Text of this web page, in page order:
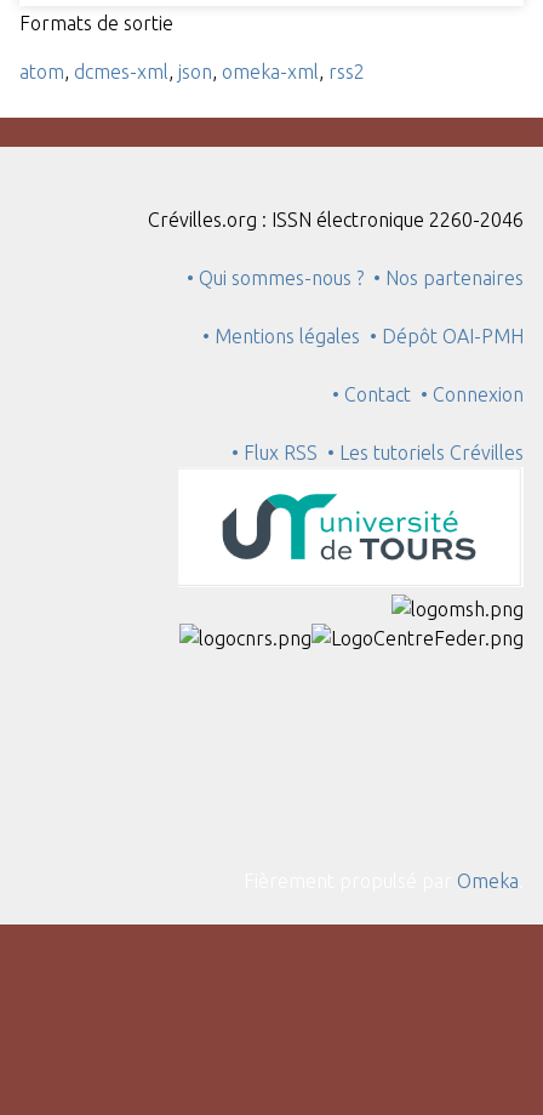
Formats de sortie
atom dcmes-xml json omeka-xml rss2
Crévilles.org : ISSN électronique 2260-2046
• Qui sommes-nous ? • Nos partenaires
• Mentions légales • Dépôt OAI-PMH
• Contact • Connexion
• Flux RSS • Les tutoriels Crévilles
Omeka